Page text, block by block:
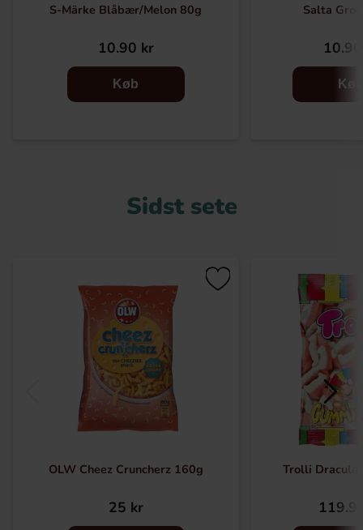
S-Märke Blåbær/Melon 80g
10.90 kr
Køb
Salta
Køb
Sidst sete
OLW Cheez Cruncherz 160g
25 kr
Trolli